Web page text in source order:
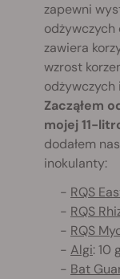
zapewni
odżywczych
zawiera
wzrost
odżywczych
Zacząłem
mojej 11-
dodałem
inokulanty:
- RQS
- RQS
- RQS
- Algi: 10
- Bat